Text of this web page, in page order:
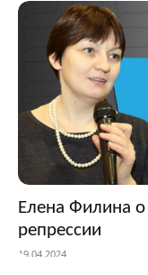
Елена Филина о
репрессии
19.04.2024